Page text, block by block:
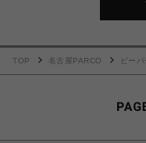
TOP 名古屋PARCO ビーバ